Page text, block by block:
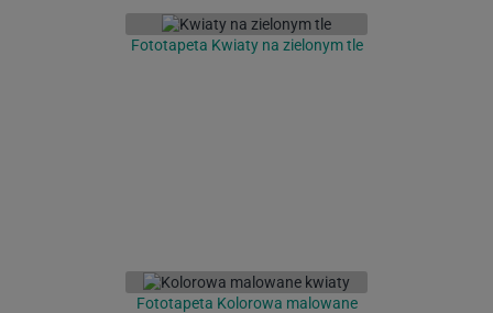
Fototapeta Kwiaty na zielonym tle
Fototapeta Kolorowa malowane